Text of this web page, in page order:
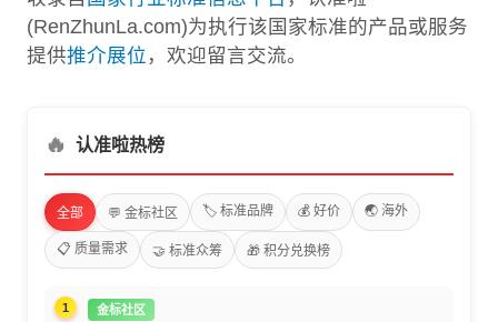
(RenZhunLa.com)为执行该国家标准的产品或服务
提供推介展位 ，欢迎留言交流。
🔥 认准啦热榜
全部 💬 金标社区 🏷️ 标准品牌 💰 好价 🌏 海外
📋 质量需求 🤝 标准众筹 🎁 积分兑换榜
1 金标社区